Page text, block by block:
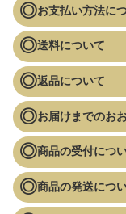
お支払い方法に
送料について
返品について
お届けまでのお
商品の受付につ
商品の発送につ